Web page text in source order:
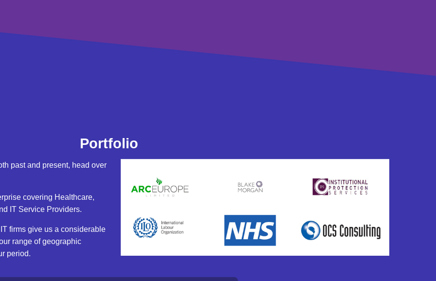
Portfolio
past and present, head over
covering Healthcare,
IT Service Providers.
firms give us a considerable
range of geographic
period.